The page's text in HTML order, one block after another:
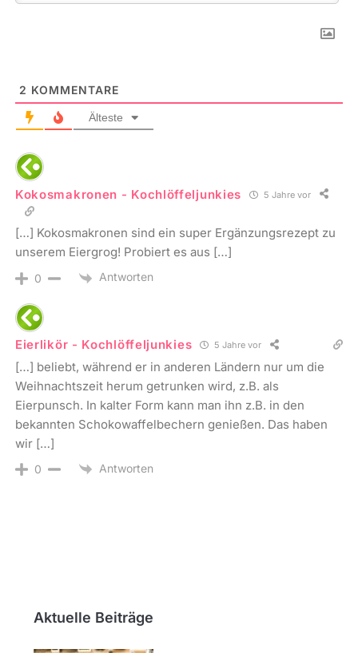
2 KOMMENTARE
Älteste
Kokosmakronen - Kochlöffeljunkies 5 Jahre vor
[…] Kokosmakronen sind ein super Ergänzungsrezept zu
unserem Eiergrog! Probiert es aus […]
0 Antworten
Eierlikör - Kochlöffeljunkies 5 Jahre vor
[…] beliebt, während er in anderen Ländern nur um die
Weihnachtszeit herum getrunken wird, z.B. als
Eierpunsch. In kalter Form kann man ihn z.B. in den
bekannten Schokowaffelbechern genießen. Das haben
wir […]
0 Antworten
Aktuelle Beiträge